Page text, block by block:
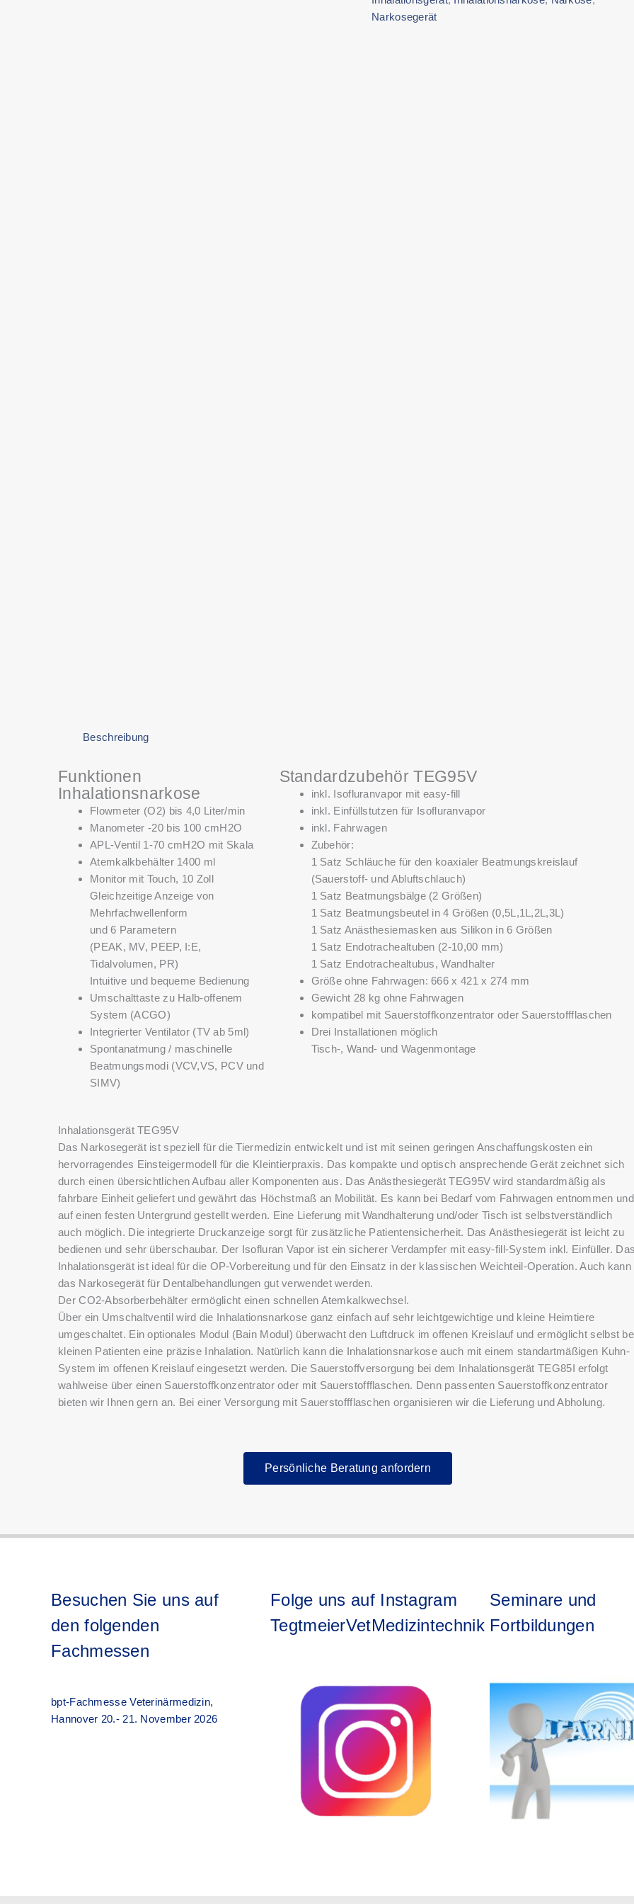
Narkosegerät
Beschreibung
Funktionen
Inhalationsnarkose
Flowmeter (O2) bis 4,0 Liter/min
Manometer -20 bis 100 cmH2O
APL-Ventil 1-70 cmH2O mit Skala
Atemkalkbehälter 1400 ml
Monitor mit Touch, 10 Zoll
Gleichzeitige Anzeige von
Mehrfachwellenform
und 6 Parametern
(PEAK, MV, PEEP, I:E,
Tidalvolumen, PR)
Intuitive und bequeme Bedienung
Umschalttaste zu Halb-offenem
System (ACGO)
Integrierter Ventilator (TV ab 5ml)
Spontanatmung / maschinelle
Beatmungsmodi (VCV,VS, PCV und
SIMV)
Standardzubehör TEG95V
inkl. Isofluranvapor mit easy-fill
inkl. Einfüllstutzen für Isofluranvapor
inkl. Fahrwagen
Zubehör:
1 Satz Schläuche für den koaxialer Beatmungskreislauf
(Sauerstoff- und Abluftschlauch)
1 Satz Beatmungsbälge (2 Größen)
1 Satz Beatmungsbeutel in 4 Größen (0,5L,1L,2L,3L)
1 Satz Anästhesiemasken aus Silikon in 6 Größen
1 Satz Endotrachealtuben (2-10,00 mm)
1 Satz Endotrachealtubus, Wandhalter
Größe ohne Fahrwagen: 666 x 421 x 274 mm
Gewicht 28 kg ohne Fahrwagen
kompatibel mit Sauerstoffkonzentrator oder Sauerstoffflaschen
Drei Installationen möglich
Tisch-, Wand- und Wagenmontage
Inhalationsgerät TEG95V
Das Narkosegerät ist speziell für die Tiermedizin entwickelt und ist mit seinen geringen Anschaffungskosten ein
hervorragendes Einsteigermodell für die Kleintierpraxis. Das kompakte und optisch ansprechende Gerät zeichnet sich
durch einen übersichtlichen Aufbau aller Komponenten aus. Das Anästhesiegerät TEG95V wird standardmäßig als
fahrbare Einheit geliefert und gewährt das Höchstmaß an Mobilität. Es kann bei Bedarf vom Fahrwagen entnommen und
auf einen festen Untergrund gestellt werden. Eine Lieferung mit Wandhalterung und/oder Tisch ist selbstverständlich
auch möglich. Die integrierte Druckanzeige sorgt für zusätzliche Patientensicherheit. Das Anästhesiegerät ist leicht zu
bedienen und sehr überschaubar. Der Isofluran Vapor ist ein sicherer Verdampfer mit easy-fill-System inkl. Einfüller.
Inhalationsgerät ist ideal für die OP-Vorbereitung und für den Einsatz in der klassischen Weichteil-Operation. Auch kann
das Narkosegerät für Dentalbehandlungen gut verwendet werden.
Der CO2-Absorberbehälter ermöglicht einen schnellen Atemkalkwechsel.
Über ein Umschaltventil wird die Inhalationsnarkose ganz einfach auf sehr leichtgewichtige und kleine Heimtiere
umgeschaltet. Ein optionales Modul (Bain Modul) überwacht den Luftdruck im offenen Kreislauf und ermöglicht selbst
kleinen Patienten eine präzise Inhalation. Natürlich kann die Inhalationsnarkose auch mit einem standartmäßigen Kuhn-
System im offenen Kreislauf eingesetzt werden. Die Sauerstoffversorgung bei dem Inhalationsgerät TEG85I erfolgt
wahlweise über einen Sauerstoffkonzentrator oder mit Sauerstoffflaschen. Denn passenten Sauerstoffkonzentrator
bieten wir Ihnen gern an. Bei einer Versorgung mit Sauerstoffflaschen organisieren wir die Lieferung und Abholung.
Persönliche Beratung anfordern
Besuchen Sie uns auf
den folgenden
Fachmessen
bpt-Fachmesse Veterinärmedizin,
Hannover 20.- 21. November 2026
Folge uns auf Instagram
TegtmeierVetMedizintechnik
Seminare und
Fortbildungen